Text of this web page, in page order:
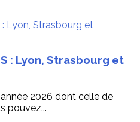
: Lyon, Strasbourg et
2026 dont celle de
pouvez...